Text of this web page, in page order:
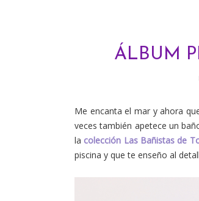
ÁLBUM
Me encanta el mar y ahora
veces también apetece un
la colección Las Bañistas de
piscina y que te enseño al